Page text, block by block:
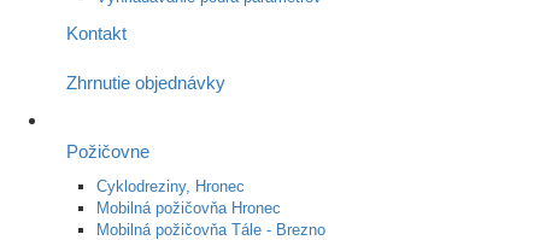
Kontakt
Zhrnutie objednávky
Požičovne
Cyklodreziny, Hronec
Mobilná požičovňa Hronec
Mobilná požičovňa Tále - Brezno